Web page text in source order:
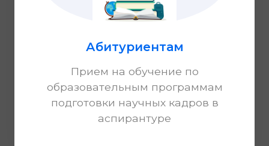
Абитуриентам
Прием на обучение по
образовательным программам
подготовки научных кадров в
аспирантуре